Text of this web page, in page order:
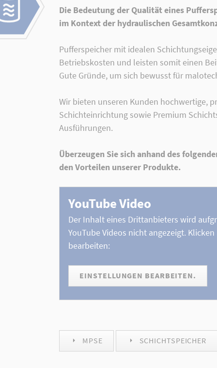
Die Bedeutung der Qualität eines
im Kontext der hydraulischen
Pufferspeicher mit idealen
Betriebskosten und leisten somit einen
Gute Gründe, um sich bewusst für
Wir bieten unseren Kunden hochwertige,
Schichteinrichtung sowie Premium
Ausführungen.
Überzeugen Sie sich anhand des
den Vorteilen unserer Produkte.
YouTube Video
Der Inhalt eines Drittanbieters wird
YouTube Videos nicht angezeigt.
bearbeiten:
EINSTELLUNGEN BEARBEITEN.
MPSE SCHICHTSPEICHER